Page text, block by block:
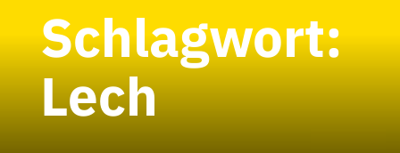
Schlagwort:
Lech